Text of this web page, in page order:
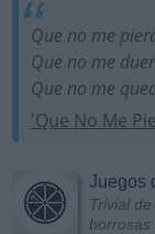
Que no me
Que no me
Que no me
'Que No Me
Juegos
Trivial
borrosas